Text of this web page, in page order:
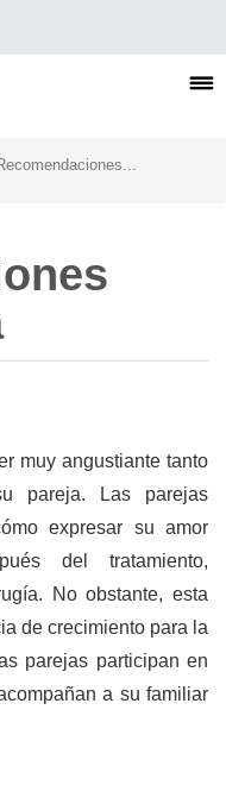
muy angustiante tanto
pareja. Las parejas
expresar su amor
del tratamiento,
No obstante, esta
de crecimiento para la
parejas participan en
a su familiar